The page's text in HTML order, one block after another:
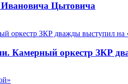
Ивановича Цытовича
Камерный оркестр ЗКР